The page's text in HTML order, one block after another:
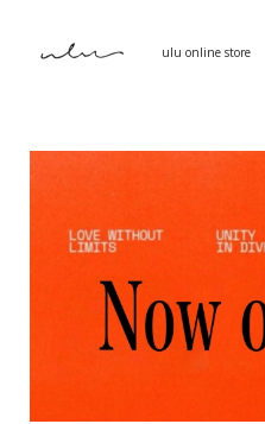
ulu online store